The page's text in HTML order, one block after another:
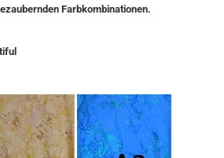
Farbkombinationen.